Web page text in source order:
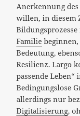
Anerkennung
willen, in diesem
Familie
Bedeutung,
Resilienz. Largo
passende Leben“
Bedingungslose
allerdings nur
Digitalisierung,